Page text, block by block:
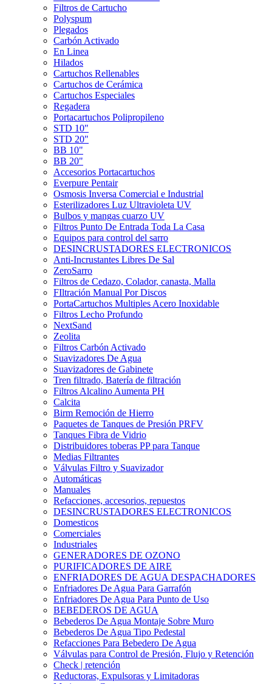
Filtros de Cartucho
Polyspum
Plegados
Carbón Activado
En Linea
Hilados
Cartuchos Rellenables
Cartuchos de Cerámica
Cartuchos Especiales
Regadera
Portacartuchos Polipropileno
STD 10"
STD 20"
BB 10"
BB 20"
Accesorios Portacartuchos
Everpure Pentair
Osmosis Inversa Comercial e Industrial
Esterilizadores Luz Ultravioleta UV
Bulbos y mangas cuarzo UV
Filtros Punto De Entrada Toda La Casa
Equipos para control del sarro
DESINCRUSTADORES ELECTRONICOS
Anti-Incrustantes Libres De Sal
ZeroSarro
Filtros de Cedazo, Colador, canasta, Malla
FIltración Manual Por Discos
PortaCartuchos Multiples Acero Inoxidable
Filtros Lecho Profundo
NextSand
Zeolita
Filtros Carbón Activado
Suavizadores De Agua
Suavizadores de Gabinete
Tren filtrado, Batería de filtración
Filtros Alcalino Aumenta PH
Calcita
Birm Remoción de Hierro
Paquetes de Tanques de Presión PRFV
Tanques Fibra de Vidrio
Distribuidores toberas PP para Tanque
Medias Filtrantes
Válvulas Filtro y Suavizador
Automáticas
Manuales
Refacciones, accesorios, repuestos
DESINCRUSTADORES ELECTRONICOS
Domesticos
Comerciales
Industriales
GENERADORES DE OZONO
PURIFICADORES DE AIRE
ENFRIADORES DE AGUA DESPACHADORES
Enfriadores De Agua Para Garrafón
Enfriadores De Agua Para Punto de Uso
BEBEDEROS DE AGUA
Bebederos De Agua Montaje Sobre Muro
Bebederos De Agua Tipo Pedestal
Refacciones Para Bebedero De Agua
Válvulas para Control de Presión, Flujo y Retención
Check | retención
Reductoras, Expulsoras y Limitadoras